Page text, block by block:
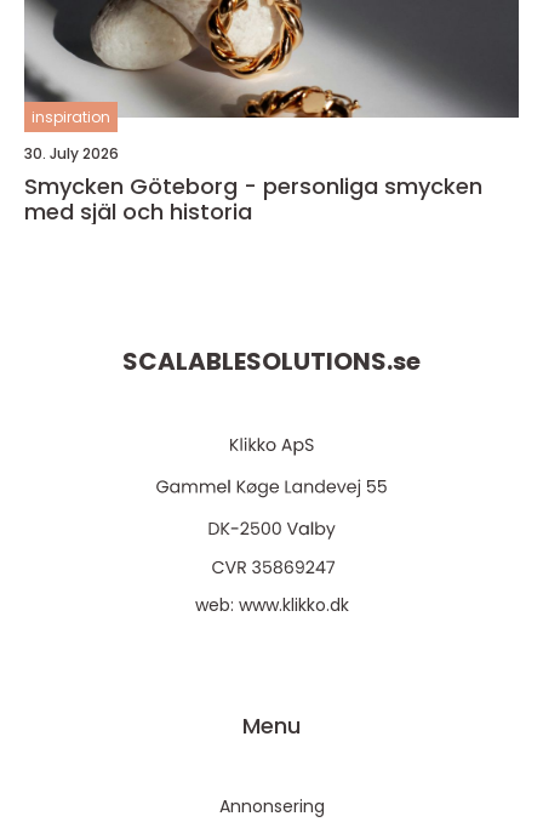
inspiration
30. July 2026
Smycken Göteborg - personliga smycken
med själ och historia
SCALABLESOLUTIONS.se
web: www.klikko.dk
Menu
Annonsering